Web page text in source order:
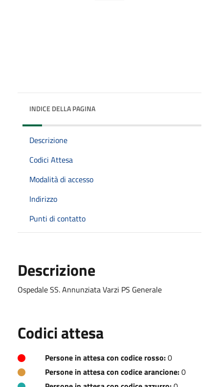
INDICE DELLA PAGINA
Descrizione
Codici Attesa
Modalità di accesso
Indirizzo
Punti di contatto
Descrizione
Ospedale SS. Annunziata Varzi PS Generale
Codici attesa
Persone in attesa con codice rosso:0
Persone in attesa con codice arancione:0